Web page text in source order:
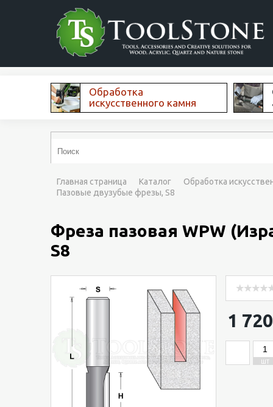
Обработка
искусственного камня
Главная страница Каталог
Обработка
Пазовые двузубые фрезы, S8
Фреза пазовая WPW
S8
1
ШТ